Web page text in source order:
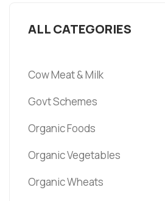
ALL CATEGORIES
Cow Meat & Milk
Govt Schemes
Organic Foods
Organic Vegetables
Organic Wheats